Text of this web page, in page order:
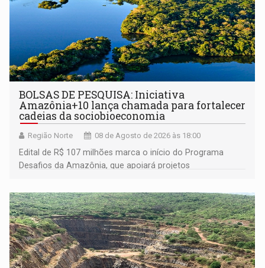
BOLSAS DE PESQUISA: Iniciativa
Amazônia+10 lança chamada para fortalecer
cadeias da sociobioeconomia
Região Norte 08 de Agosto de 2026 às 18:00
Edital de R$ 107 milhões marca o início do Programa
Desafios da Amazônia, que apoiará projetos
submissão de pré-propostas poderá ser feita até 1º de
setembro